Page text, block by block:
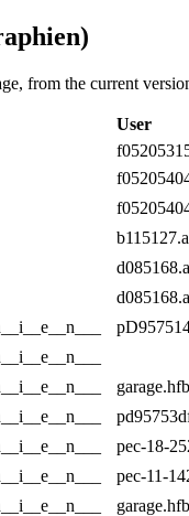
from the current
User
pec-18-
pec-11-